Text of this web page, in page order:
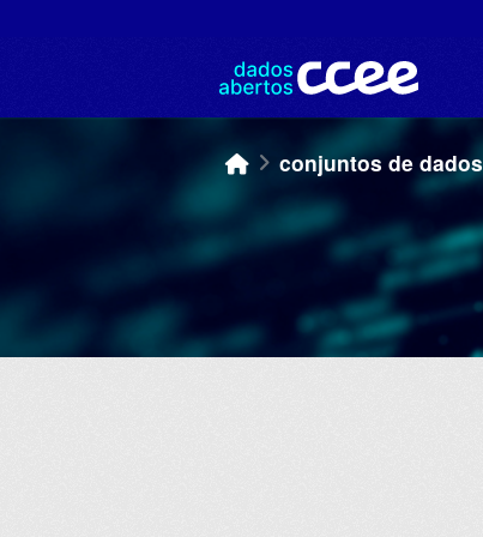
conjuntos de dados